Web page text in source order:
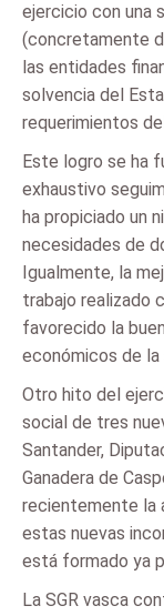
ejercicio con una
(concretamente
las entidades
solvencia del
requerimientos
Este logro se ha
exhaustivo
ha propiciado un
necesidades de
Igualmente, la
trabajo realizado
favorecido la
económicos de la
Otro hito del
social de tres
Santander,
Ganadera de
recientemente la
estas nuevas
está formado ya
La SGR vasca